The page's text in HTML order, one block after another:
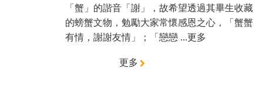
「蟹」的諧音「謝」，故希望透過其畢生收藏
的螃蟹文物，勉勵大家常懷感恩之心，「蟹蟹
有情，謝謝友情」；「戀戀 ...更多
更多